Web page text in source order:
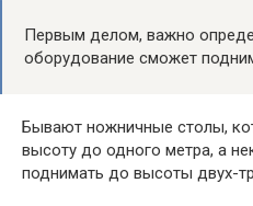
Первым делом, важно
оборудование сможет
Бывают ножничные столы,
высоту до одного метра, а
поднимать до высоты двух-